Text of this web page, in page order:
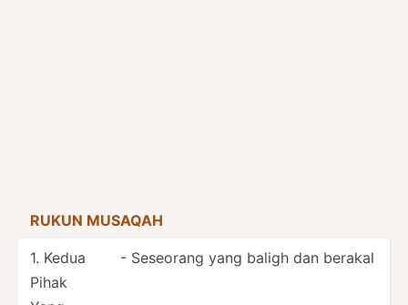
RUKUN MUSAQAH
1. Kedua
Pihak
- Seseorang yang baligh dan berakal